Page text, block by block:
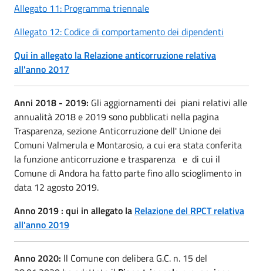
Allegato 11: Programma triennale
Allegato 12: Codice di comportamento dei dipendenti
Qui in allegato la Relazione anticorruzione relativa
all'anno 2017
Anni 2018 - 2019: Gli aggiornamenti dei piani relativi alle
annualità 2018 e 2019 sono pubblicati nella pagina
Trasparenza, sezione Anticorruzione dell' Unione dei
Comuni Valmerula e Montarosio, a cui era stata conferita
la funzione anticorruzione e trasparenza e di cui il
Comune di Andora ha fatto parte fino allo scioglimento in
data 12 agosto 2019.
Anno 2019 : qui in allegato la Relazione del RPCT relativa
all'anno 2019
Anno 2020: ll Comune con delibera G.C. n. 15 del